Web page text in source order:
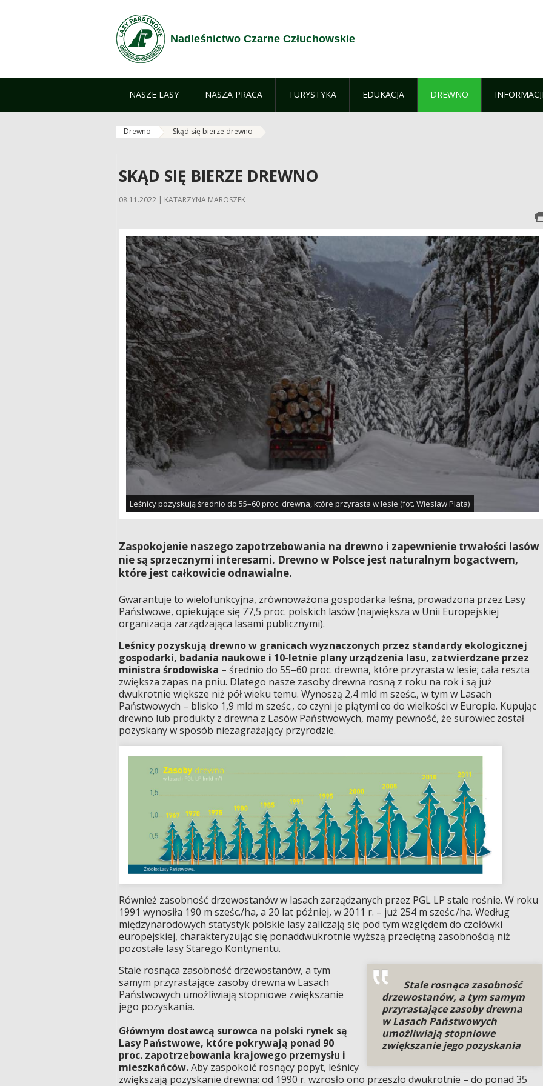
Nadleśnictwo Czarne Człuchowskie
NASZE LASY NASZA PRACA TURYSTYKA EDUKACJA DREWNO
Drewno Skąd się bierze drewno
SKĄD SIĘ BIERZE DREWNO
08.11.2022 | KATARZYNA MAROSZEK
Leśnicy pozyskują średnio do 55–60 proc. drewna, które przyrasta w lesie (fot. Wiesław Plata)
Zaspokojenie naszego zapotrzebowania na drewno i zapewnienie trwałości lasów
nie są sprzecznymi interesami. Drewno w Polsce jest naturalnym bogactwem,
które jest całkowicie odnawialne.
Gwarantuje to wielofunkcyjna, zrównoważona gospodarka leśna, prowadzona przez Lasy
Państwowe, opiekujące się 77,5 proc. polskich lasów (największa w Unii Europejskiej
organizacja zarządzająca lasami publicznymi).
Leśnicy pozyskują drewno w granicach wyznaczonych przez standardy ekologicznej
gospodarki, badania naukowe i 10-letnie plany urządzenia lasu, zatwierdzane przez
ministra środowiska – średnio do 55–60 proc. drewna, które przyrasta w lesie; cała reszta
zwiększa zapas na pniu. Dlatego nasze zasoby drewna rosną z roku na rok i są już
dwukrotnie większe niż pół wieku temu. Wynoszą 2,4 mld m sześc., w tym w Lasach
Państwowych – blisko 1,9 mld m sześc., co czyni je piątymi co do wielkości w Europie. Kupując
drewno lub produkty z drewna z Lasów Państwowych, mamy pewność, że surowiec został
pozyskany w sposób niezagrażający przyrodzie.
Również zasobność drzewostanów w lasach zarządzanych przez PGL LP stale rośnie. W roku
1991 wynosiła 190 m sześc./ha, a 20 lat później, w 2011 r. – już 254 m sześc./ha. Według
międzynarodowych statystyk polskie lasy zaliczają się pod tym względem do czołówki
europejskiej, charakteryzując się ponaddwukrotnie wyższą przeciętną zasobnością niż
pozostałe lasy Starego Kontynentu.
Stale rosnąca zasobność
drzewostanów, a tym samym
przyrastające zasoby drewna
w Lasach Państwowych
umożliwiają stopniowe
zwiększanie jego pozyskania
Stale rosnąca zasobność drzewostanów, a tym
samym przyrastające zasoby drewna w Lasach
Państwowych umożliwiają stopniowe zwiększanie
jego pozyskania.
Głównym dostawcą surowca na polski rynek są
Lasy Państwowe, które pokrywają ponad 90
proc. zapotrzebowania krajowego przemysłu i
mieszkańców.Aby zaspokoić rosnący popyt, leśnicy
zwiększają pozyskanie drewna: od 1990 r. wzrosło ono przeszło dwukrotnie – do ponad 35